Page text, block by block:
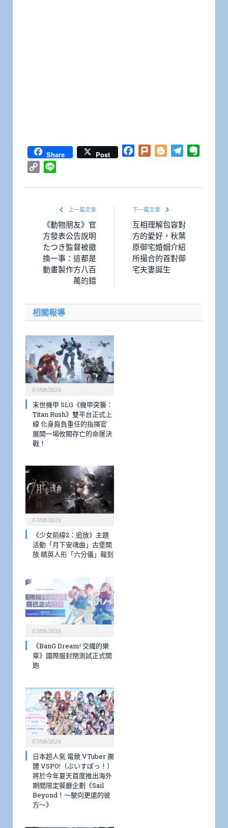
Share Post Facebook
Plurk BloggerTelegram
Copy
上一篇文章
《動物朋友》官
方發表公告說明
たつき監督被撤
換一事：這都是
動畫製作方八百
萬的錯
下一篇文章
互相理解包容對
方的愛好，秋葉
原御宅婚姻介紹
所撮合的首對御
宅夫妻誕生
相關報導
07/08/2026
末世機甲 SLG《機甲突襲：
Titan Rush》雙平台正式上
線 化身肩負重任的指揮官
展開一場攸關存亡的命運決
戰！
07/08/2026
《少女前線2：追放》主題
活動「月下安魂曲」古堡開
放 精英人形「六分儀」報到
07/08/2026
《BanG Dream! 交織的樂
章》國際服封閉測試正式開
跑
07/08/2026
日本超人氣 電競 VTuber 團
體 VSPO!（ぶいすぽっ！）
將於今年夏天首度推出海外
期間限定餐廳企劃《Sail
Beyond！～駛向更遠的彼
方～》